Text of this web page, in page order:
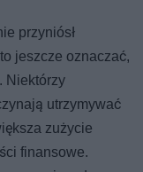
przyniósł
jeszcze oznaczać,
Niektórzy
utrzymywać
zużycie
finansowe.